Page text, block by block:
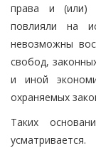
права и (или)
повлияли на
невозможны
свобод,
и иной
охраняемых
Таких
усматривается.